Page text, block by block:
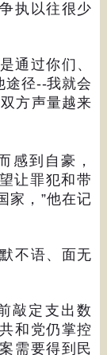
执以往很少
通过你们、
途径--我就会
方声量越来
感到自豪，
让罪犯和带
家， ”他在记
不语、面无
敲定支出数
和党仍掌控
需要得到民